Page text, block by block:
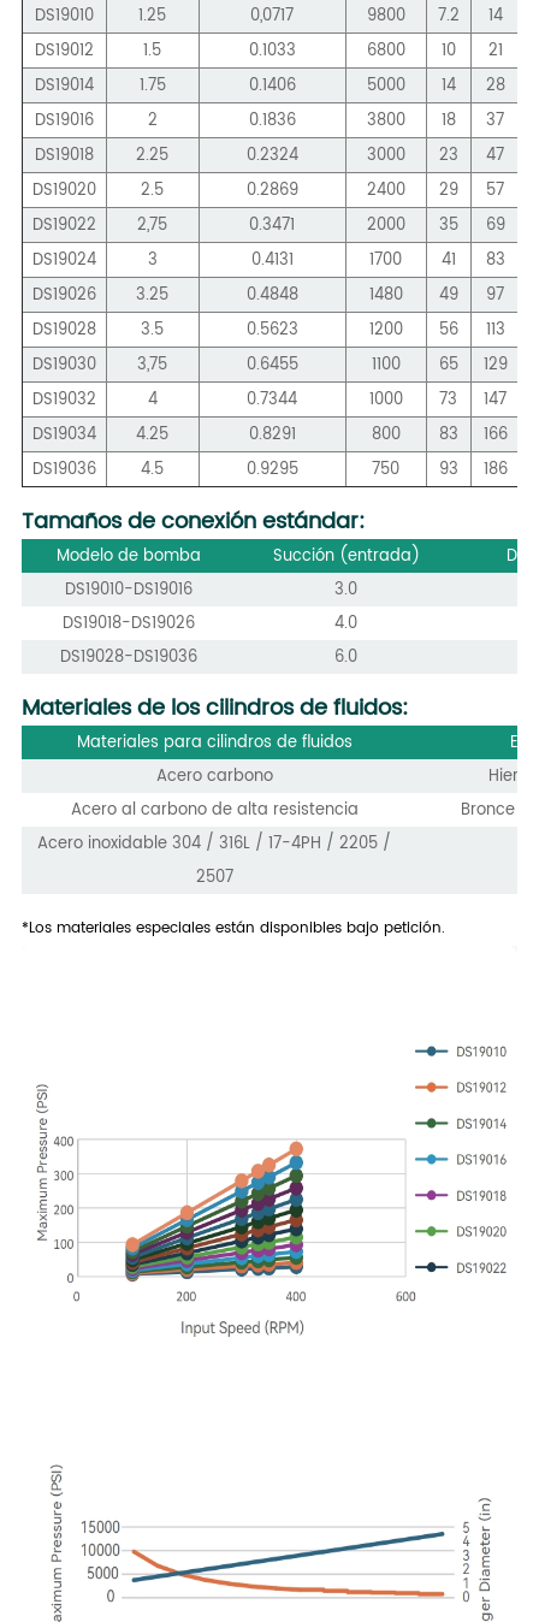
DS19010 1.25 0,0717 9800 7.2 14
DS19012
1.5 0.1033 6800 10 21
DS19014
1.75 0.1406 5000 14 28
DS19016
2 0.1836 3800 18 37
DS19018
2.25 0.2324 3000 23 47
DS19020
2.5 0.2869 2400 29 57
DS19022
2,75 0.3471 2000 35 69
DS19024
3 0.4131 1700 41 83
DS19026
3.25 0.4848 1480 49 97
DS19028
3.5 0.5623 1200 56 113
DS19030
3,75 0.6455 1100 65 129
DS19032
4 0.7344 1000 73 147
DS19034
4.25 0.8291 800 83 166
DS19036
4.5 0.9295 750 93 186
Tamaños de conexión estándar:
Modelo de bomba Succión (entrada)
DS19010-DS19016
3.0
DS19018-DS19026
4.0
DS19028-DS19036
6.0
Materiales de los cilindros de fluidos:
Materiales para cilindros de fluidos
Acero carbono
Acero al carbono de alta resistencia
Bronce
Acero inoxidable 304 / 316L / 17-4PH / 2205 /
2507
*Los materiales especiales están disponibles bajo petición.